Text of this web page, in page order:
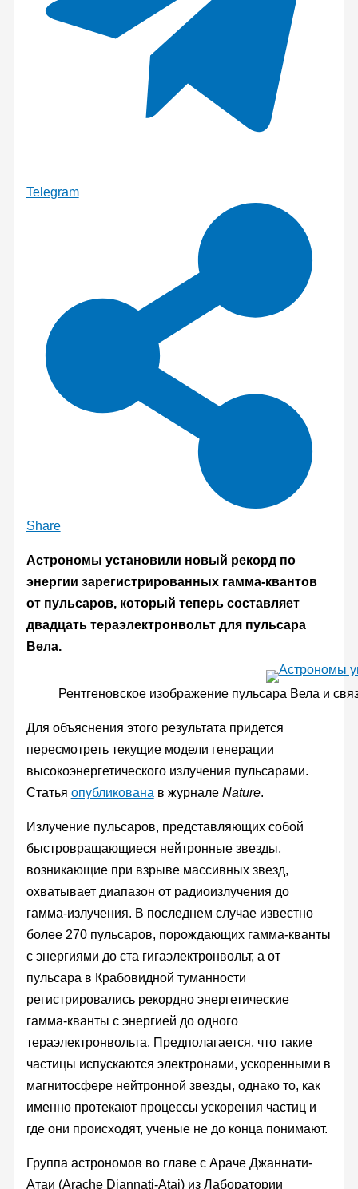
Telegram
Share
Астрономы установили новый рекорд по
энергии зарегистрированных гамма-квантов
от пульсаров, который теперь составляет
двадцать тераэлектронвольт для пульсара
Вела.
Рентгеновское изображение пульсара Вела и
Для объяснения этого результата придется
пересмотреть текущие модели генерации
высокоэнергетического излучения пульсарами.
Статья опубликована в журнале Nature.
Излучение пульсаров, представляющих собой
быстровращающиеся нейтронные звезды,
возникающие при взрыве массивных звезд,
охватывает диапазон от радиоизлучения до
гамма-излучения. В последнем случае известно
более 270 пульсаров, порождающих гамма-кванты
с энергиями до ста гигаэлектронвольт, а от
пульсара в Крабовидной туманности
регистрировались рекордно энергетические
гамма-кванты с энергией до одного
тераэлектронвольта. Предполагается, что такие
частицы испускаются электронами, ускоренными в
магнитосфере нейтронной звезды, однако то, как
именно протекают процессы ускорения частиц и
где они происходят, ученые не до конца понимают.
Группа астрономов во главе с Араче Джаннати-
Атаи (Arache Djannati-Atai) из Лаборатории